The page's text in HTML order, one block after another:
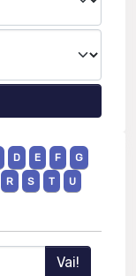
D E F
G
R S T
U